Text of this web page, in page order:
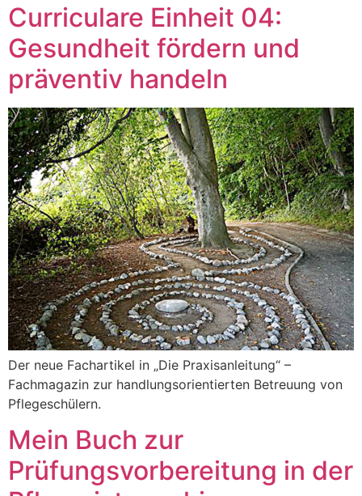
Curriculare Einheit 04:
Gesundheit fördern und
präventiv handeln
Der neue Fachartikel in „Die Praxisanleitung“ –
Fachmagazin zur handlungsorientierten Betreuung von
Pflegeschülern.
Mein Buch zur
Prüfungsvorbereitung in der